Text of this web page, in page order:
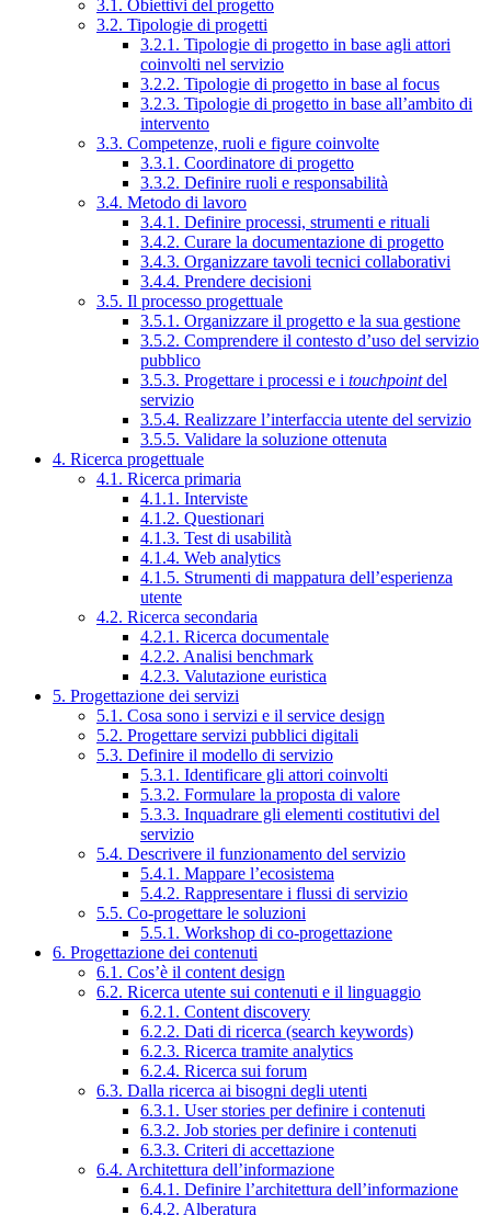
3.1. Obiettivi del progetto
3.2. Tipologie di progetti
3.2.1. Tipologie di progetto in base agli attori
coinvolti nel servizio
3.2.2. Tipologie di progetto in base al focus
3.2.3. Tipologie di progetto in base all’ambito di
intervento
3.3. Competenze, ruoli e figure coinvolte
3.3.1. Coordinatore di progetto
3.3.2. Definire ruoli e responsabilità
3.4. Metodo di lavoro
3.4.1. Definire processi, strumenti e rituali
3.4.2. Curare la documentazione di progetto
3.4.3. Organizzare tavoli tecnici collaborativi
3.4.4. Prendere decisioni
3.5. Il processo progettuale
3.5.1. Organizzare il progetto e la sua gestione
3.5.2. Comprendere il contesto d’uso del servizio
pubblico
3.5.3. Progettare i processi e i touchpointdel
servizio
3.5.4. Realizzare l’interfaccia utente del servizio
3.5.5. Validare la soluzione ottenuta
4. Ricerca progettuale
4.1. Ricerca primaria
4.1.1. Interviste
4.1.2. Questionari
4.1.3. Test di usabilità
4.1.4. Web analytics
4.1.5. Strumenti di mappatura dell’esperienza
utente
4.2. Ricerca secondaria
4.2.1. Ricerca documentale
4.2.2. Analisi benchmark
4.2.3. Valutazione euristica
5. Progettazione dei servizi
5.1. Cosa sono i servizi e il service design
5.2. Progettare servizi pubblici digitali
5.3. Definire il modello di servizio
5.3.1. Identificare gli attori coinvolti
5.3.2. Formulare la proposta di valore
5.3.3. Inquadrare gli elementi costitutivi del
servizio
5.4. Descrivere il funzionamento del servizio
5.4.1. Mappare l’ecosistema
5.4.2. Rappresentare i flussi di servizio
5.5. Co-progettare le soluzioni
5.5.1. Workshop di co-progettazione
6. Progettazione dei contenuti
6.1. Cos’è il content design
6.2. Ricerca utente sui contenuti e il linguaggio
6.2.1. Content discovery
6.2.2. Dati di ricerca (search keywords)
6.2.3. Ricerca tramite analytics
6.2.4. Ricerca sui forum
6.3. Dalla ricerca ai bisogni degli utenti
6.3.1. User stories per definire i contenuti
6.3.2. Job stories per definire i contenuti
6.3.3. Criteri di accettazione
6.4. Architettura dell’informazione
6.4.1. Definire l’architettura dell’informazione
6.4.2. Alberatura